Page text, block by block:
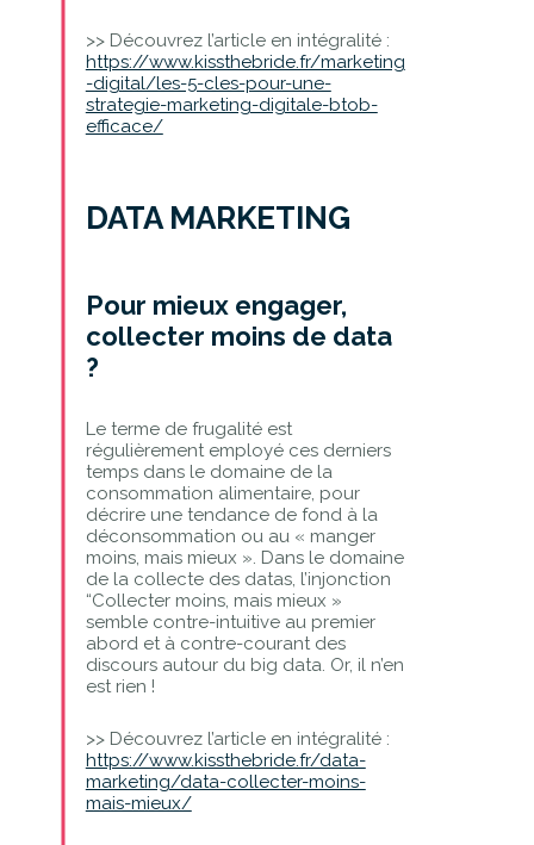
>> Découvrez l’article en intégralité :
https://www.kissthebride.fr/marketing
-digital/les-5-cles-pour-une-
strategie-marketing-digitale-btob-
efficace/
DATA MARKETING
Pour mieux engager,
collecter moins de data
?
Le terme de frugalité est
régulièrement employé ces derniers
temps dans le domaine de la
consommation alimentaire, pour
décrire une tendance de fond à la
déconsommation ou au « manger
moins, mais mieux ». Dans le domaine
de la collecte des datas, l’injonction
“Collecter moins, mais mieux »
semble contre-intuitive au premier
abord et à contre-courant des
discours autour du big data. Or, il n’en
est rien !
>> Découvrez l’article en intégralité :
https://www.kissthebride.fr/data-
marketing/data-collecter-moins-
mais-mieux/